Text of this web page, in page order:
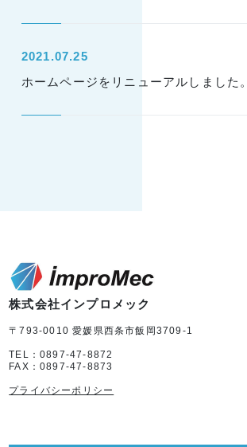
2021.07.25
ホームページをリニューアルしました。
株式会社インプロメック
〒793-0010 愛媛県西条市飯岡3709-1
TEL：0897-47-8872
FAX：0897-47-8873
プライバシーポリシー